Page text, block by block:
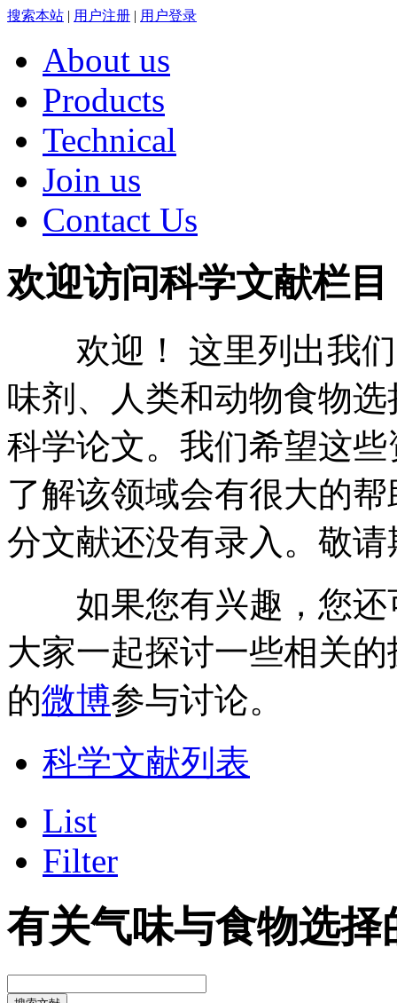
搜索本站 | 用户注册 | 用户登录
About us
Products
Technical
Join us
Contact Us
欢迎访问科学文献栏目
欢迎！ 这里列出我们
味剂、人类和动物食物
科学论文。我们希望这
了解该领域会有很大的
分文献还没有录入。敬请
如果您有兴趣，您还
大家一起探讨一些相关
的微博参与讨论。
科学文献列表
List
Filter
有关气味与食物选择